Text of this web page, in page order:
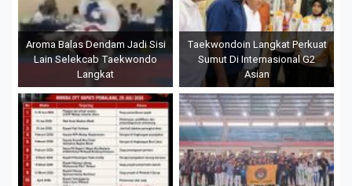
Aroma Balas Dendam Jadi Sisi
Lain Selekcab Taekwondo
Langkat
Taekwondoin Langkat Perkuat
Sumut Di Internasional G2
Asian